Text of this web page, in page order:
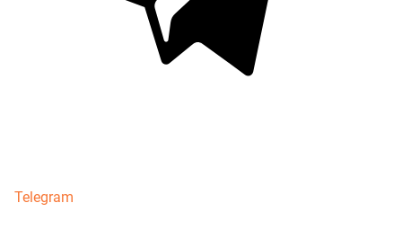
Telegram